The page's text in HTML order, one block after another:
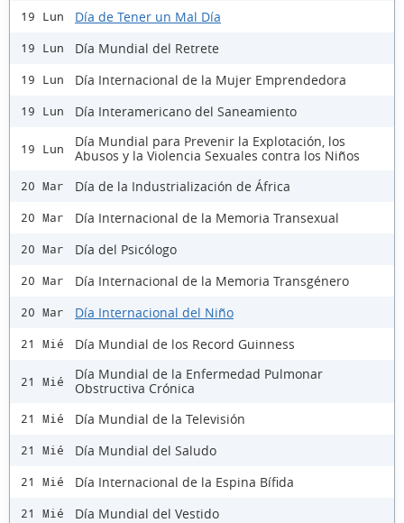
19 Lun Día de Tener un Mal Día
19 Lun Día Mundial del Retrete
19 Lun Día Internacional de la Mujer Emprendedora
19 Lun Día Interamericano del Saneamiento
19 Lun
Día Mundial para Prevenir la Explotación, los
Abusos y la Violencia Sexuales contra los Niños
20 Mar Día de la Industrialización de África
20 Mar Día Internacional de la Memoria Transexual
20 Mar Día del Psicólogo
20 Mar Día Internacional de la Memoria Transgénero
20 Mar Día Internacional del Niño
21 Mié Día Mundial de los Record Guinness
21 Mié
Día Mundial de la Enfermedad Pulmonar
Obstructiva Crónica
21 Mié Día Mundial de la Televisión
21 Mié Día Mundial del Saludo
21 Mié Día Internacional de la Espina Bífida
21 Mié Día Mundial del Vestido